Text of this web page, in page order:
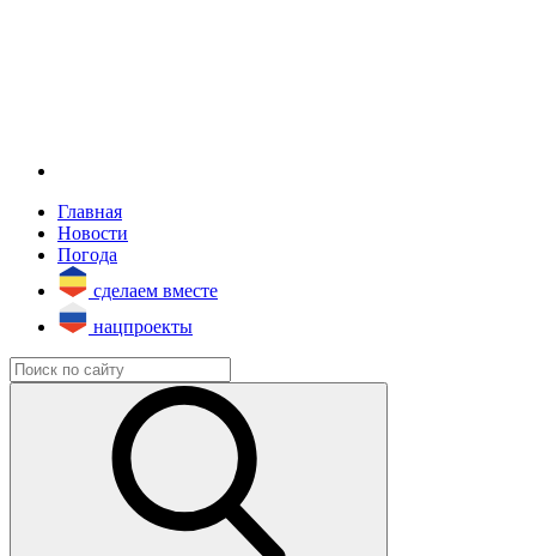
Главная
Новости
Погода
сделаем вместе
нацпроекты